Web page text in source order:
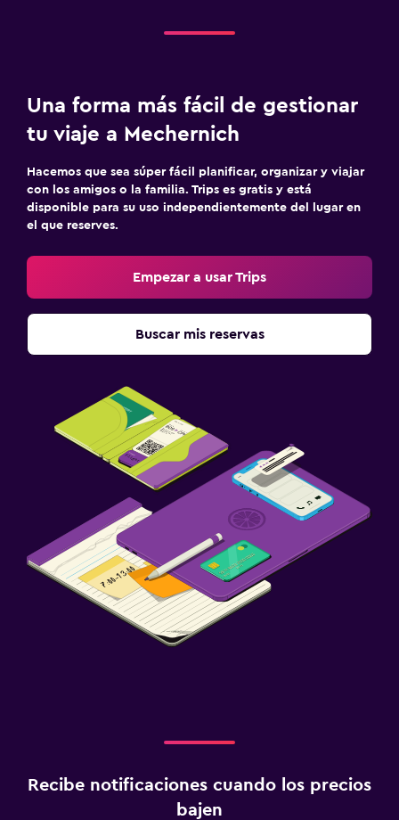
Una forma más fácil de gestionar
tu viaje a Mechernich
Hacemos que sea súper fácil planificar, organizar y viajar
con los amigos o la familia. Trips es gratis y está
disponible para su uso independientemente del lugar en
el que reserves.
Empezar a usar Trips
Buscar mis reservas
Recibe notificaciones cuando los precios
bajen